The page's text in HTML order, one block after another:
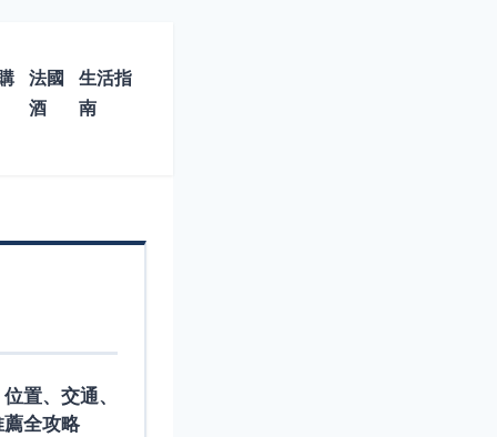
法國
酒
生活指
南
置、交通、
全攻略